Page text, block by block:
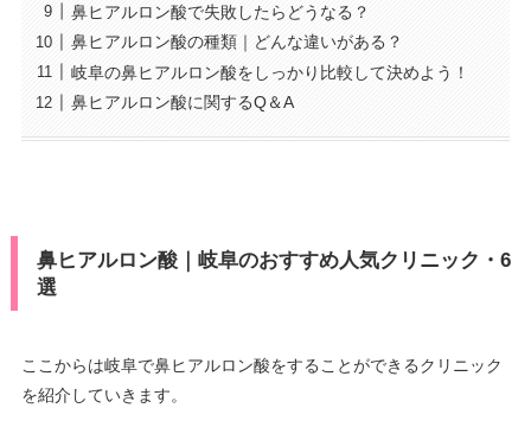
鼻ヒアルロン酸で失敗したらどうなる？
鼻ヒアルロン酸の種類｜どんな違いがある？
岐阜の鼻ヒアルロン酸をしっかり比較して決めよう！
鼻ヒアルロン酸に関するQ＆A
鼻ヒアルロン酸｜岐阜のおすすめ人気クリニック・6
選
ここからは岐阜で鼻ヒアルロン酸をすることができるクリニック
を紹介していきます。